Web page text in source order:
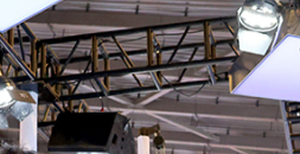
直播 直播中國 熊貓頻道 VR/
快看 藍海中國 新兵請入列 人
2026年世界盃 2026年冬奧會